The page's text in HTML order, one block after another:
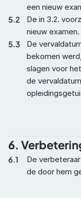
een nieuw
5.2
De in 3.2.
nieuw examen.
5.3
De
bekomen
slagen voor
de
6.
6.1
De
de door hem